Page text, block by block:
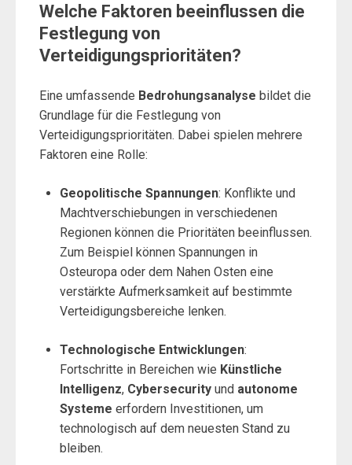
Welche Faktoren beeinflussen die
Festlegung von
Verteidigungsprioritäten?
Eine umfassende Bedrohungsanalyse bildet die
Grundlage für die Festlegung von
Verteidigungsprioritäten. Dabei spielen mehrere
Faktoren eine Rolle:
Geopolitische Spannungen: Konflikte und
Machtverschiebungen in verschiedenen
Regionen können die Prioritäten beeinflussen.
Zum Beispiel können Spannungen in
Osteuropa oder dem Nahen Osten eine
verstärkte Aufmerksamkeit auf bestimmte
Verteidigungsbereiche lenken.
Technologische Entwicklungen:
Fortschritte in Bereichen wie Künstliche
Intelligenz, Cybersecurityund autonome
Systeme erfordern Investitionen, um
technologisch auf dem neuesten Stand zu
bleiben.